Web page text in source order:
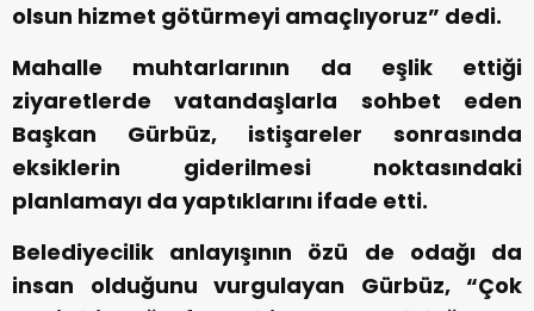
olsun hizmet götürmeyi amaçlıyoruz” dedi.
Mahalle muhtarlarının da eşlik ettiği
ziyaretlerde vatandaşlarla sohbet eden
Başkan Gürbüz, istişareler sonrasında
eksiklerin giderilmesi noktasındaki
planlamayı da yaptıklarını ifade etti.
Belediyecilik anlayışının özü de odağı da
insan olduğunu vurgulayan Gürbüz, “Çok